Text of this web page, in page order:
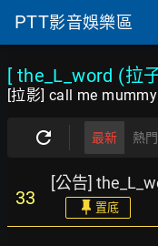
PTT影音娛樂區
[ the_L_word (拉
[拉影] call me mummy
最新 熱門
33
[公告]
置底